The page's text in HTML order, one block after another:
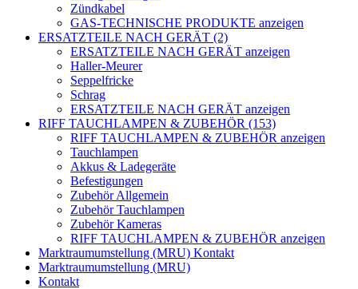
Zündkabel
GAS-TECHNISCHE PRODUKTE anzeigen
ERSATZTEILE NACH GERÄT (2)
ERSATZTEILE NACH GERÄT anzeigen
Haller-Meurer
Seppelfricke
Schrag
ERSATZTEILE NACH GERÄT anzeigen
RIFF TAUCHLAMPEN & ZUBEHÖR (153)
RIFF TAUCHLAMPEN & ZUBEHÖR anzeigen
Tauchlampen
Akkus & Ladegeräte
Befestigungen
Zubehör Allgemein
Zubehör Tauchlampen
Zubehör Kameras
RIFF TAUCHLAMPEN & ZUBEHÖR anzeigen
Marktraumumstellung (MRU) Kontakt
Marktraumumstellung (MRU)
Kontakt